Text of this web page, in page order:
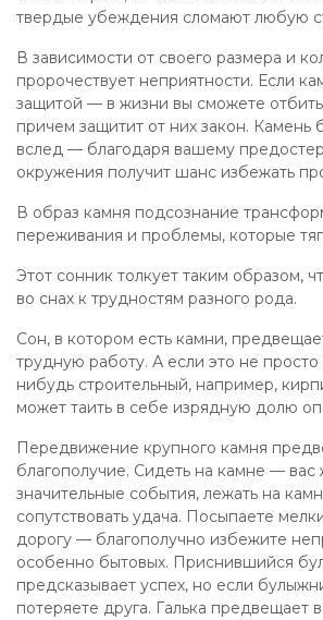
твердые убеждения сломают любую
В зависимости от своего размера и
пророчествует неприятности. Если
защитой — в жизни вы сможете
причем защитит от них закон. Камень
вслед — благодаря вашему
окружения получит шанс избежать
В образ камня подсознание
переживания и проблемы, которые
Этот сонник толкует таким образом,
во снах к трудностям разного рода.
Сон, в котором есть камни,
трудную работу. А если это не просто
нибудь строительный, например,
может таить в себе изрядную долю
Передвижение крупного камня
благополучие. Сидеть на камне — вас
значительные события, лежать на
сопутствовать удача. Посыпаете
дорогу — благополучно избежите
особенно бытовых. Приснившийся
предсказывает успех, но если
потеряете друга. Галька предвещает